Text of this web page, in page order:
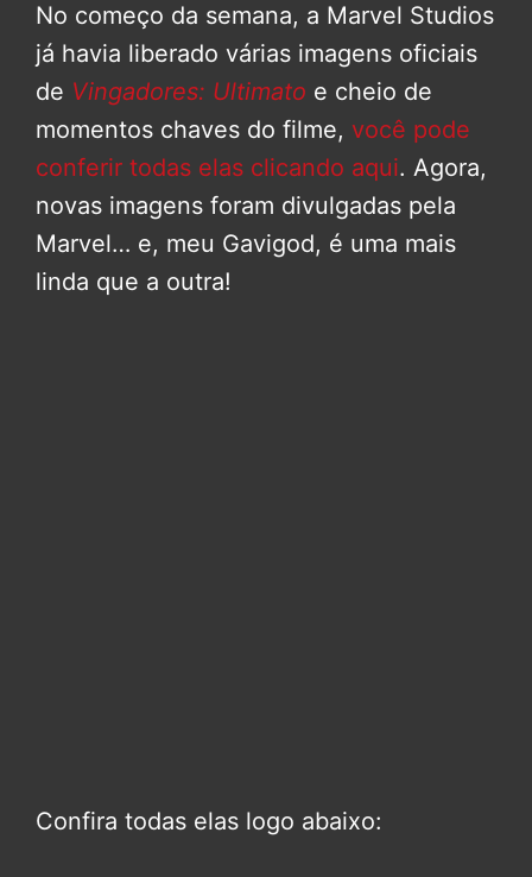
No começo da semana, a Marvel Studios
já havia liberado várias imagens oficiais
de Vingadores: Ultimato e cheio de
momentos chaves do filme, você pode
conferir todas elas clicando aqui. Agora,
novas imagens foram divulgadas pela
Marvel… e, meu Gavigod, é uma mais
linda que a outra!
Confira todas elas logo abaixo: